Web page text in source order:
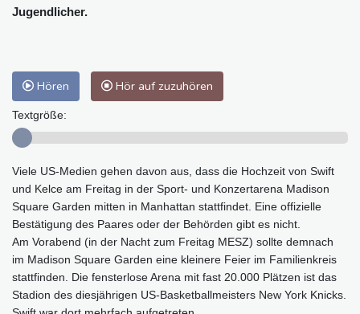
Jugendlicher.
Hören Hör auf zuzuhören
Textgröße:
Viele US-Medien gehen davon aus, dass die Hochzeit von Swift
und Kelce am Freitag in der Sport- und Konzertarena Madison
Square Garden mitten in Manhattan stattfindet. Eine offizielle
Bestätigung des Paares oder der Behörden gibt es nicht.
Am Vorabend (in der Nacht zum Freitag MESZ) sollte demnach
im Madison Square Garden eine kleinere Feier im Familienkreis
stattfinden. Die fensterlose Arena mit fast 20.000 Plätzen ist das
Stadion des diesjährigen US-Basketballmeisters New York Knicks.